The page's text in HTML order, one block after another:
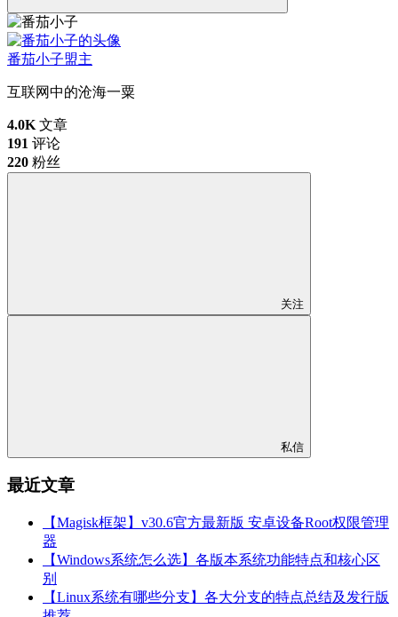
番茄小子盟主
互联网中的沧海一粟
4.0K 文章
191 评论
220 粉丝
关注
私信
最近文章
【Magisk框架】v30.6官方最新版 安卓设备Root权限管理
器
【Windows系统怎么选】各版本系统功能特点和核心区
别
【Linux系统有哪些分支】各大分支的特点总结及发行版